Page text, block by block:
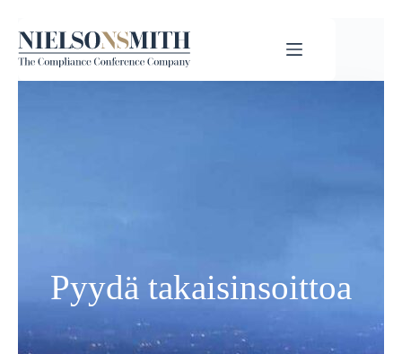
Pyydä takaisinsoittoa